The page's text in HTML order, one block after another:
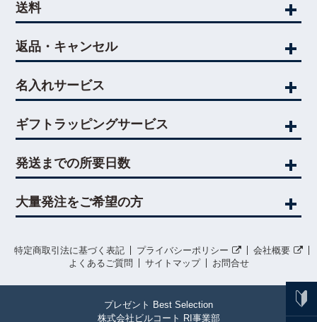
送料
返品・キャンセル
名入れサービス
ギフトラッピングサービス
発送までの所要日数
大量発注をご希望の方
特定商取引法に基づく表記 プライバシーポリシー
会社概要
よくあるご質問
サイトマップ お問合せ
プレゼント Best Selection
株式会社ビルコート RI事業部